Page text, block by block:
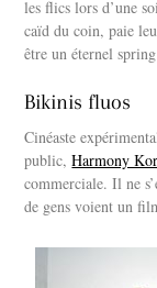
les flics lors d’une
caïd du coin, paie
être un éternel
Bikinis fluos
Cinéaste
public,Harmony
commerciale. Il ne
de gens voient un